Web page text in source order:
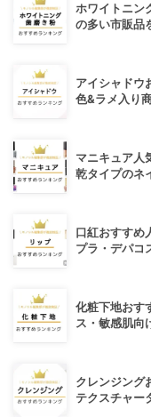
ホワイトニン
の多い市販品
アイシャドウ
色&ラメ入り
マニキュア人
乾タイプのネ
口紅おすすめ
プラ・デパコ
化粧下地おす
ス・敏感肌向
クレンジング
テクスチャー